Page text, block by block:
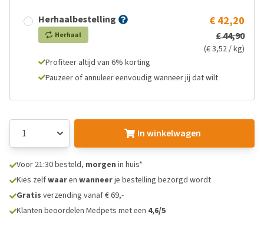
Herhaalbestelling
Herhaal
€ 42,20
€ 44,90
(€ 3,52 / kg)
Profiteer altijd van 6% korting
Pauzeer of annuleer eenvoudig wanneer jij dat wilt
In winkelwagen
Voor 21:30 besteld, morgen in huis*
Kies zelfwaaren wanneerje bestelling bezorgd wordt
Gratis verzending vanaf € 69,-
Klanten beoordelen Medpets met een 4,6/5